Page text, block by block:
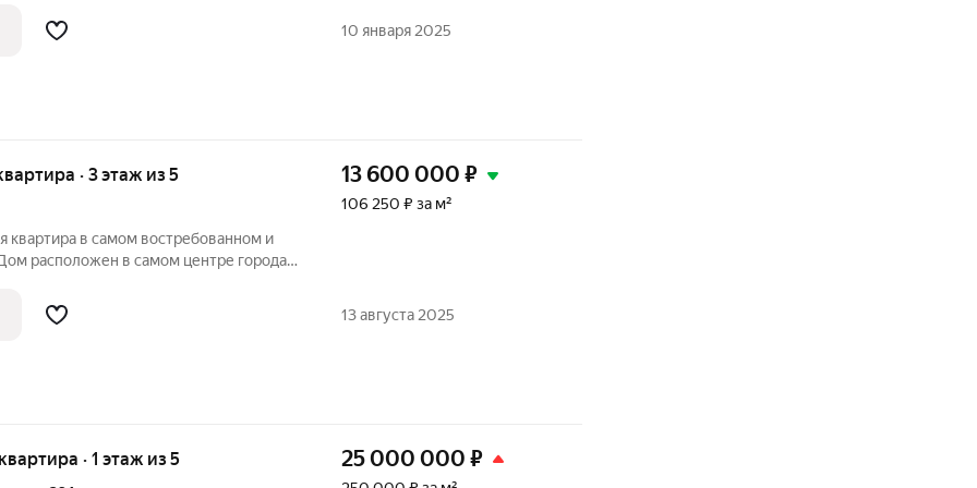
облагороженная территория.
10 января 2025
· 3 этаж из 5
квартира в самом востребованном и
расположен в самом центре города
нормами безопасности по
13 600 000 ₽
106 250 ₽ за м²
13 августа 2025
· 1 этаж из 5 25 000 000 ₽